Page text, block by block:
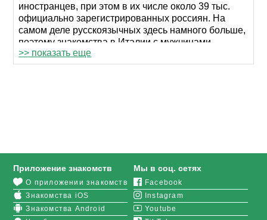
иностранцев, при этом в их числе около 39 тыс.
официально зарегистрированных россиян. На
самом деле русскоязычных здесь намного больше,
поэтому знакомства в Италии с мужчинами,
которые приехали из стран СНГ, происходят
повсеместно. Самые популярные регионы среди
возможности: большое количество пользователей,
удобный интерфейс, быстрый поиск,
дополнительные функции для подбора пары.
>> показать еще
Приложение знакомств
О приложении знакомств
Знакомства iOS
Знакомства Android
Мы в соц. сетях
Facebook
Instagram
Youtube